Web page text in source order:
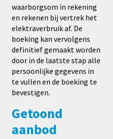
waarborgsom in rekening
en rekenen bij vertrek het
elektraverbruik af. De
boeking kan vervolgens
definitief gemaakt worden
door in de laatste stap alle
persoonlijke gegevens in
te vullen en de boeking te
bevestigen.
Getoond
aanbod